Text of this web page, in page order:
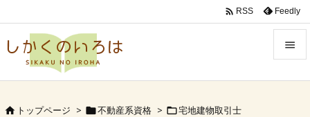

 RSS Feedly
 トップページ > 不動産系資格 > 宅地建物取引士